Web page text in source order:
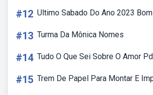
#12 Ultimo Sabado Do Ano 2023
#13 Turma Da Mônica Nomes
#14 Tudo O Que Sei Sobre O Amor
#15 Trem De Papel Para Montar E